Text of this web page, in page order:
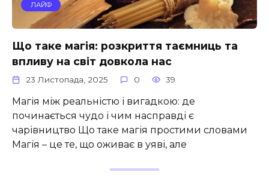
ЛАЙФ
Що таке магія: розкриття таємниць та
впливу на світ довкола нас
23 Листопада, 2025 0 39
Магія між реальністю і вигадкою: де
починається чудо і чим насправді є
чарівництво Що таке магія простими словами
Магія – це те, що оживає в уяві, але